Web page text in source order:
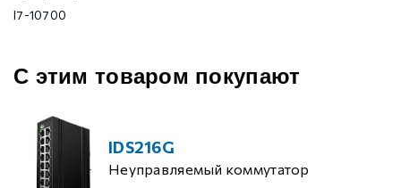
I7-10700
С этим товаром покупают
IDS216G
Неуправляемый коммутатор